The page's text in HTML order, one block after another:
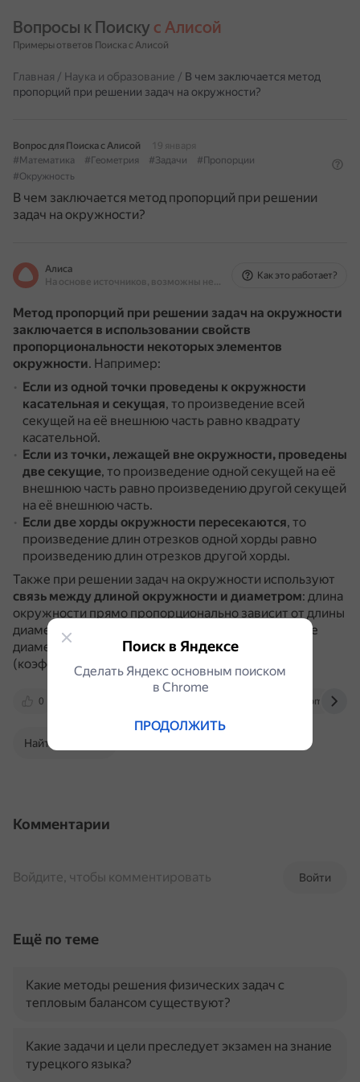
Вопросы к Поиску с Алисой
Примеры ответов Поиска с Алисой
Главная / Наука и образование / В чем заключается метод
пропорций при решении задач на окружности?
Вопрос для Поиска с Алисой
19 января
#Математика
#Геометрия #Задачи
#Пропорции
#Окружность
В чем заключается метод пропорций при решении
задач на окружности?
Алиса
На основе источников, возможны неточности
Как это работает?
Метод пропорций при решении задач на окружности
заключается в использовании свойств
пропорциональности некоторых элементов
окружности. Например:
Если из одной точки проведены к окружности
касательная и секущая, то произведение всей
секущей на её внешнюю часть равно квадрату
касательной.
Если из точки, лежащей вне окружности, проведены
две секущие, то произведение одной секущей на её
внешнюю часть равно произведению другой секущей
на её внешнюю часть.
Если две хорды окружности пересекаются, то
произведение длин отрезков одной хорды равно
произведению длин отрезков другой хорды.
Также при решении задач на окружности используют
связь между длиной окружности и диаметром: длина
окружности прямо пропорционально зависит от длины
диаметра, и отношение длины окружности к длине
диаметра является постоянной величиной
(коэффициентом пропорциональности) — π.
0 www.youtube.com
Найти в Поиске
Комментарии
Войти
Войдите, чтобы комментировать
Ещё по теме
Какие методы решения физических задач с
тепловым балансом существуют?
Какие задачи и цели преследует экзамен на знание
турецкого языка?
Поиск в Яндексе
Сделать Яндекс основным поиском
в Сhrome
ПРОДОЛЖИТЬ